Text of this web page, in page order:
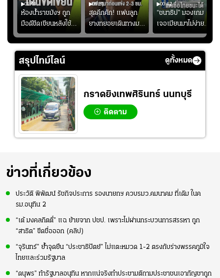
01:44
ห้องน้ำราชมังฯ ถูก
มือดีขีดเขียนหลังใช้
งานเพียงนัดเดียว
สมาคมฟุตบอลฯ
วอนแฟนบอลร่วมกัน
ดูแล
00:51
สุดคึกคัก! แฟนลูก
ยางทยอยเดินทางมา
หน้าสนามกีฬา
สมโภชฯ กันอย่าง
00:42
“ชนาธิป” มองเกม
เจอเมียนมาไม่ง่าย
ยอมรับเป็นงานยาก
สำหรับทีมชาติไทย
แต่เชื่อมั่นศักยภาพ
สรุปไทม์ไลน์ ดูทั้งหมด
กราดยิงเทพศิรินทร์ นนทบุรี
ติดตาม
ข่าวที่เกี่ยวข้อง
ประวัติ พิพัฒน์ รัชกิจประการ รองนายกฯ ควบรมว.คมนาคม ที่เดิม ในค
รม.อนุทิน 2
“เต้ มงคลกิตติ์” แฉ ย้ายจาก ปชป. เพราะไม่ผ่านกระบวนการสรรหา ถูก
“สาธิต” ขีดชื่อออก (คลิป)
“จุรินทร์” ย้ำจุดยืน “ประชาธิปัตย์” ไม่แตะหมวด 1-2 ตรงกับร่างพรรคภูมิใจ
ไทยและร่วมรัฐบาล
“ดนุพร” ท้ารัฐบาลอนุทิน หากแน่จริงทำประชามติถามประชาชนเอากัญชาถูก